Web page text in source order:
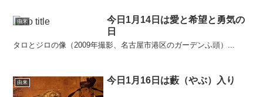
由来
今日1月14日は愛と希望と勇気の
日
タロとジロの像（2009年撮影、名古屋市港区のガーデンふ頭）...
由来 今日1月16日は藪（やぶ）入り